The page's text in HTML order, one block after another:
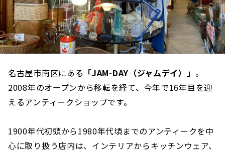
名古屋市南区にある 「JAM-DAY（ジャムデイ）」 。
2008年のオープンから移転を経て、今年で16年目を迎
えるアンティークショップです。
1900年代初頭から1980年代頃までのアンティークを中
心に取り扱う店内は、インテリアからキッチンウェア、